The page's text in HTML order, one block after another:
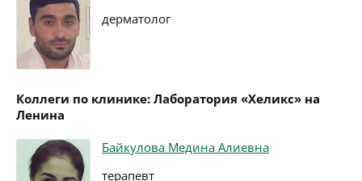
дерматолог
Коллеги по клинике: Лаборатория «Хеликс» на
Ленина
Байкулова Медина Алиевна
терапевт